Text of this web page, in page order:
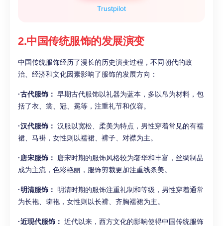
Trustpilot
2.中国传统服饰的发展演变
中国传统服饰经历了漫长的历史演变过程，不同朝代的政
治、经济和文化因素影响了服饰的发展方向：
·古代服饰： 早期古代服饰以礼器为蓝本，多以帛为材料，包
括了衣、裳、冠、冕等，注重礼节和仪容。
·汉代服饰： 汉服以宽松、柔美为特点，男性穿着常见的有襦
裙、马褂，女性则以襦裙、褙子、对襟为主。
·唐宋服饰：
唐宋时期的服饰风格较为奢华和丰富，丝绸制品
成为主流，色彩艳丽，服饰剪裁更加注重线条美。
·明清服饰：
明清时期的服饰注重礼制和等级，男性穿着通常
为长袍、蟒袍，女性则以长褙、齐胸襦裙为主。
·近现代服饰： 近代以来，西方文化的影响使得中国传统服饰